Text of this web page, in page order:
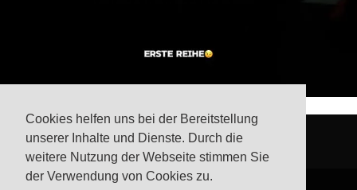
Cookies helfen uns bei der Bereitstellung
unserer Inhalte und Dienste. Durch die
weitere Nutzung der Webseite stimmen Sie
der Verwendung von Cookies zu.